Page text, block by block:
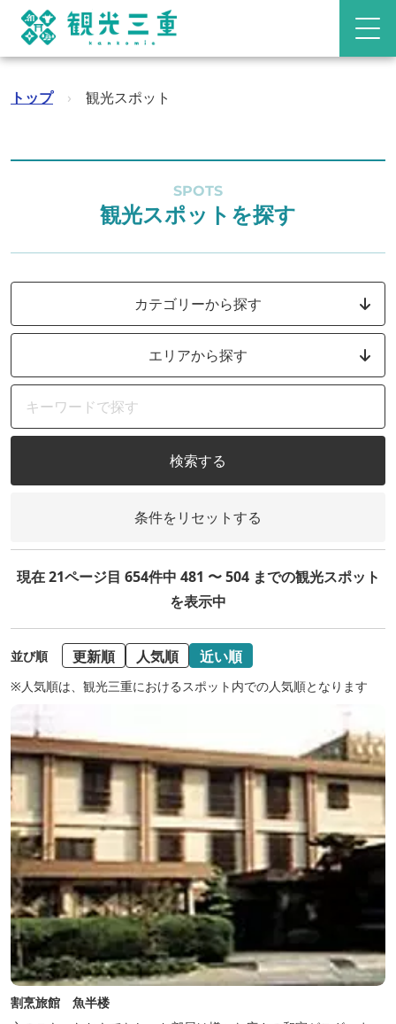
トップ › 観光スポット
SPOTS
観光スポットを探す
カテゴリーから探す
エリアから探す
検索する
条件をリセットする
現在 21ページ目 654件中 481 〜 504 までの観光スポット
を表示中
並び順 更新順 人気順 近い順
※人気順は、観光三重におけるスポット内での人気順となります
割烹旅館 魚半楼